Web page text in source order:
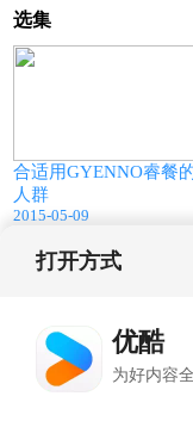
选集
合适用GYENNO睿餐
人群
2015-05-09
打开方式
优酷
为好内容